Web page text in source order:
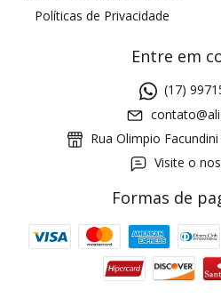
Políticas de Privacidade
Entre em
(17)
Rua Olimpio
Visite o
Formas de
Cupom 1a compra: